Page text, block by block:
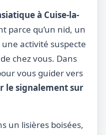
à Cuise-la-
parce qu’un nid, un
activité suspecte
chez vous. Dans
vous guider vers
le signalement sur
un lisières boisées,